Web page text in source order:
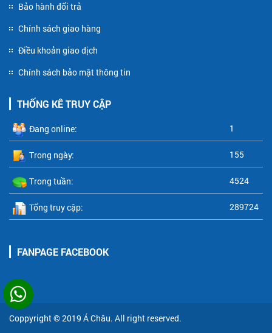
Bảo hành đổi trả
Chính sách giao hàng
Điều khoản giao dịch
Chính sách bảo mật thông tin
THỐNG KÊ TRUY CẬP
Đang online: 1
Trong ngày: 155
Trong tuần: 4524
Tổng truy cập: 289724
FANPAGE FACEBOOK
Coppyright © 2019 Á Châu. All right reserved.